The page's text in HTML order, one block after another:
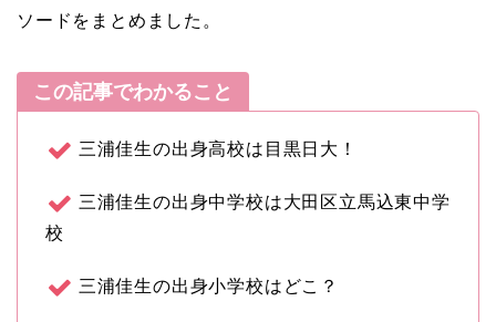
ソードをまとめました。
この記事でわかること
三浦佳生の出身高校は目黒日大！
三浦佳生の出身中学校は大田区立馬込東中学
校
三浦佳生の出身小学校はどこ？